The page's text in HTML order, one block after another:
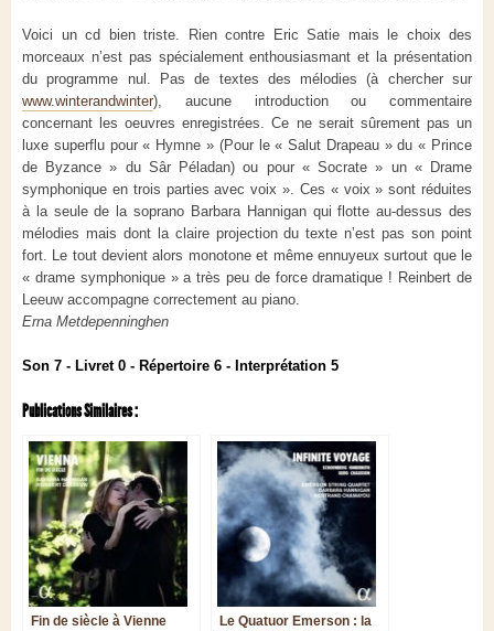
Voici un cd bien triste. Rien contre Eric Satie mais le choix des
morceaux n’est pas spécialement enthousiasmant et la présentation
du programme nul. Pas de textes des mélodies (à chercher sur
www.winterandwinter), aucune introduction ou commentaire
concernant les oeuvres enregistrées. Ce ne serait sûrement pas un
luxe superflu pour « Hymne » (Pour le « Salut Drapeau » du « Prince
de Byzance » du Sâr Péladan) ou pour « Socrate » un « Drame
symphonique en trois parties avec voix ». Ces « voix » sont réduites
à la seule de la soprano Barbara Hannigan qui flotte au-dessus des
mélodies mais dont la claire projection du texte n’est pas son point
fort. Le tout devient alors monotone et même ennuyeux surtout que le
« drame symphonique » a très peu de force dramatique ! Reinbert de
Leeuw accompagne correctement au piano.
Erna Metdepenninghen
Son 7 - Livret 0 - Répertoire 6 - Interprétation 5
Publications Similaires :
Fin de siècle à Vienne
Le Quatuor Emerson : la